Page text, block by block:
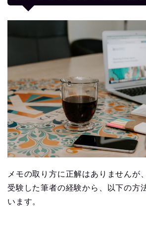
メモの取り方に正解はありませんが
受験した筆者の経験から、以下の方
います。